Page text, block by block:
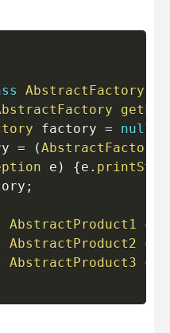
AbstractFactory
factory = null
= (AbstractFactory
e ) {e .
;
AbstractProduct1
AbstractProduct2
AbstractProduct3